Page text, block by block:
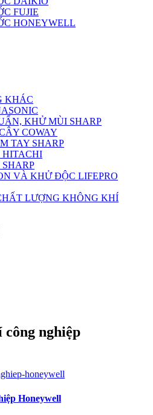
FUJIE
HONEYWELL
KHÁC
KHỬ MÙI SHARP
COWAY
TAY SHARP
VÀ KHỬ ĐỘC LIFEPRO
LƯỢNG KHÔNG KHÍ
nghiệp
Honeywell